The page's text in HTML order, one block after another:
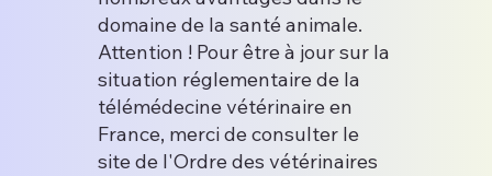
domaine de la santé animale.
Attention ! Pour être à jour sur la
situation réglementaire de la
télémédecine vétérinaire en
France, merci de consulter le
site de l'Ordre des vétérinaires